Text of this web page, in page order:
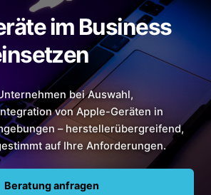
Managed
Übersicht
Managed
IT-
IT-
IT-
PC-
IT-
IT-
Drucker &
im Business
bei Auswahl,
von Apple-Geräten in
– herstellerübergreifend,
auf Ihre Anforderungen.
Beratung anfragen